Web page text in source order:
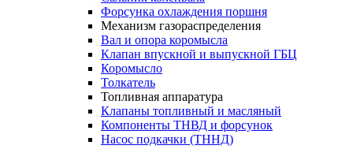
Форсунка охлаждения поршня
Механизм газораспределения
Вал и опора коромысла
Клапан впускной и выпускной ГБЦ
Коромысло
Толкатель
Топливная аппаратура
Клапаны топливный и масляный
Компоненты ТНВД и форсунок
Насос подкачки (ТННД)